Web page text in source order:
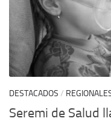
DESTACADOS /
Seremi de Salud